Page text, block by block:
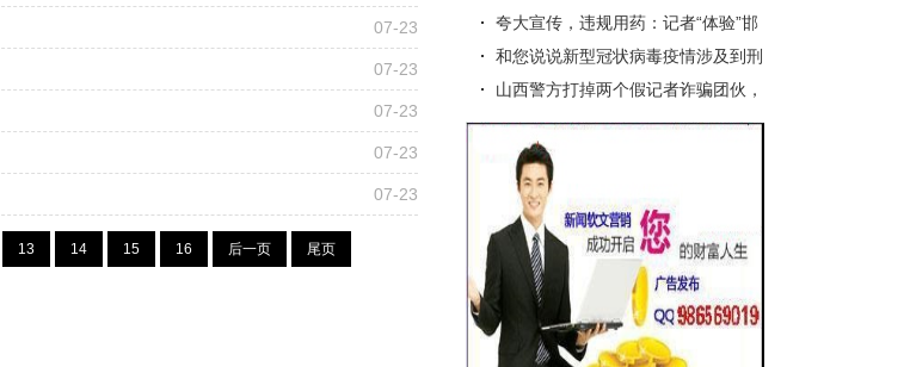
07-23
07-23
07-23
07-23
07-23
13 14 15 16 后一页 尾页
山“摸家底”
夸大宣传，违规用药：记者“体验”邯
郸钱氏中医院!!
和您说说新型冠状病毒疫情涉及到刑
法罪名的那些事儿
山西警方打掉两个假记者诈骗团伙，
7人被执行逮捕